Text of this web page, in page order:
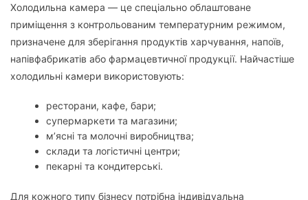
Холодильна камера — це спеціально облаштоване
приміщення з контрольованим температурним режимом,
призначене для зберігання продуктів харчування, напоїв,
напівфабрикатів або фармацевтичної продукції. Найчастіше
холодильні камери використовують:
ресторани, кафе, бари;
супермаркети та магазини;
м’ясні та молочні виробництва;
склади та логістичні центри;
пекарні та кондитерські.
Для кожного типу бізнесу потрібна індивідуальна